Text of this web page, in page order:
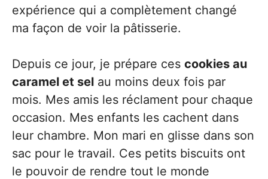
expérience qui a complètement changé
ma façon de voir la pâtisserie.
Depuis ce jour, je prépare ces cookies au
caramel et sel au moins deux fois par
mois. Mes amis les réclament pour chaque
occasion. Mes enfants les cachent dans
leur chambre. Mon mari en glisse dans son
sac pour le travail. Ces petits biscuits ont
le pouvoir de rendre tout le monde